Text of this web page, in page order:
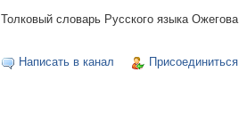
Толковый словарь Русского языка Ожегова
Написать в канал Присоединиться